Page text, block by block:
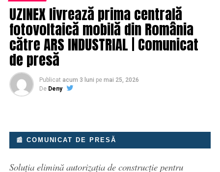
UZINEX livrează prima centrală
fotovoltaică mobilă din România
către ARS INDUSTRIAL | Comunicat
de presă
Publicat acum 3 luni pe mai 25, 2026
De Deny
📰 COMUNICAT DE PRESĂ
Soluția elimină autorizația de construcție pentru